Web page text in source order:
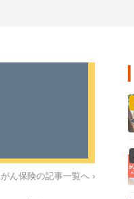
がん保険の記事一覧へ ›